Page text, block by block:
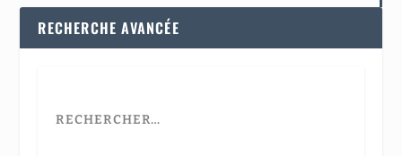
RECHERCHE AVANCÉE